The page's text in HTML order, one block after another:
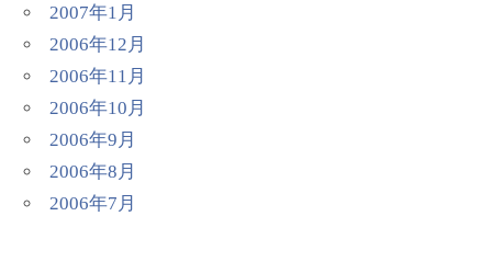
2007年1月
2006年12月
2006年11月
2006年10月
2006年9月
2006年8月
2006年7月